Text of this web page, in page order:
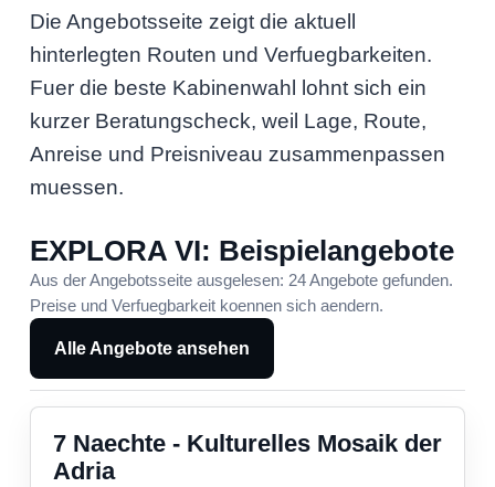
Die Angebotsseite zeigt die aktuell
hinterlegten Routen und Verfuegbarkeiten.
Fuer die beste Kabinenwahl lohnt sich ein
kurzer Beratungscheck, weil Lage, Route,
Anreise und Preisniveau zusammenpassen
muessen.
EXPLORA VI: Beispielangebote
Aus der Angebotsseite ausgelesen: 24 Angebote gefunden.
Preise und Verfuegbarkeit koennen sich aendern.
Alle Angebote ansehen
7 Naechte - Kulturelles Mosaik der
Adria